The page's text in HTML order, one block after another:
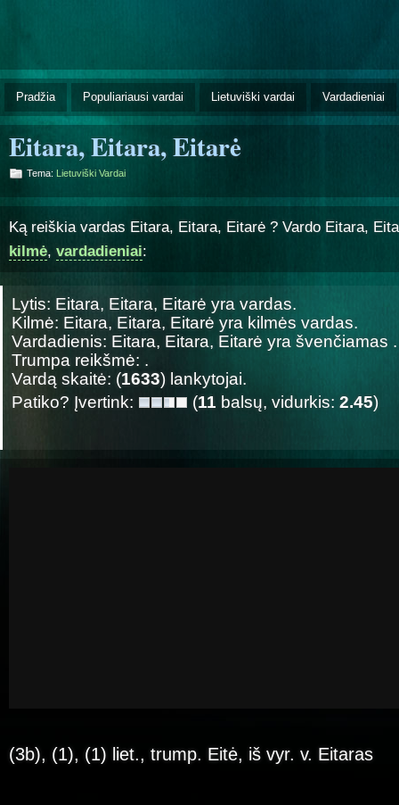
Pradžia Populiariausi vardai Lietuviški vardai Vardadieniai
Eitara, Eitara, Eitarė
Tema: Lietuviški Vardai
Ką reiškia vardas Eitara, Eitara, Eitarė ? Vardo Eitara,
kilmė, vardadieniai:
Lytis: Eitara, Eitara, Eitarė yra vardas.
Kilmė: Eitara, Eitara, Eitarė yra kilmės vardas.
Vardadienis: Eitara, Eitara, Eitarė yra švenčiamas .
Trumpa reikšmė: .
Vardą skaitė: (1633) lankytojai.
Patiko? Įvertink:
(11 balsų, vidurkis: 2.45)
(3b), (1), (1) liet., trump. Eitė, iš vyr. v. Eitaras